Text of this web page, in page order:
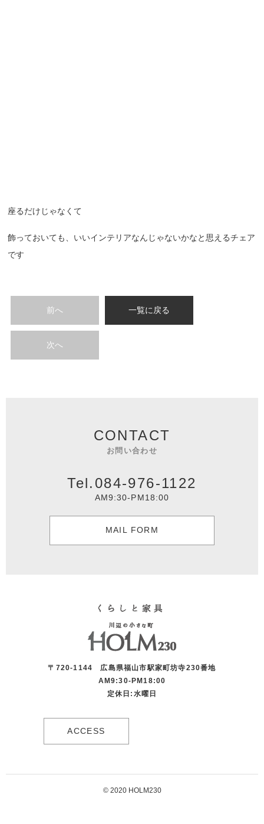
座るだけじゃなくて
飾っておいても、いいインテリアなんじゃないかなと思えるチェア
です
前へ 一覧に戻る
次へ
CONTACT
お問い合わせ
Tel.084-976-1122
AM9:30-PM18:00
MAIL FORM
〒720-1144 広島県福山市駅家町坊寺230番地
AM9:30-PM18:00
定休日:水曜日
ACCESS
© 2020 HOLM230